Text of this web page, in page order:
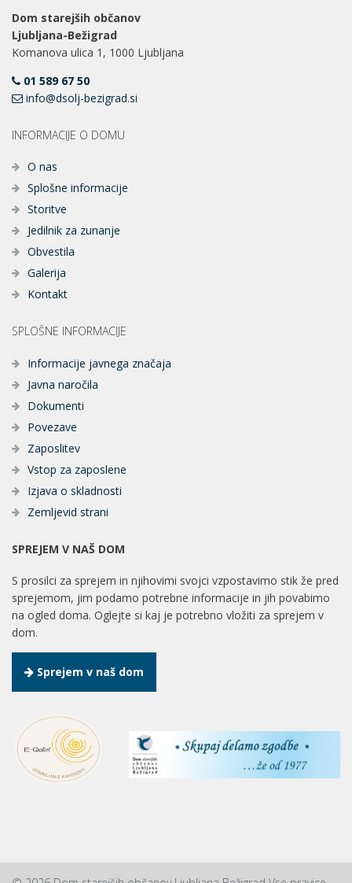
Dom starejših občanov
Ljubljana-Bežigrad
Komanova ulica 1, 1000 Ljubljana
01 589 67 50
info@dsolj-bezigrad.si
INFORMACIJE O DOMU
O nas
Splošne informacije
Storitve
Jedilnik za zunanje
Obvestila
Galerija
Kontakt
SPLOŠNE INFORMACIJE
Informacije javnega značaja
Javna naročila
Dokumenti
Povezave
Zaposlitev
Vstop za zaposlene
Izjava o skladnosti
Zemljevid strani
SPREJEM V NAŠ DOM
S prosilci za sprejem in njihovimi svojci vzpostavimo stik že pred
sprejemom, jim podamo potrebne informacije in jih povabimo
na ogled doma. Oglejte si kaj je potrebno vložiti za sprejem v
dom.
Sprejem v naš dom